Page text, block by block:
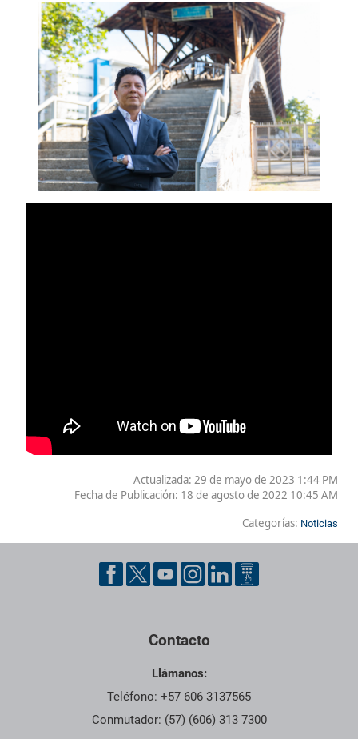
Actualizada: 29 de mayo de 2023 1:44 PM
Fecha de Publicación: 18 de agosto de 2022 10:45 AM
Categorías: Noticias
Contacto
Llámanos:
Teléfono: +57 606 3137565
Conmutador: (57) (606) 313 7300